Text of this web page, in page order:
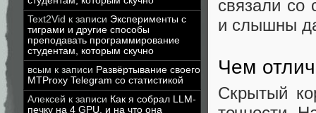
Text2Vid к записи Эксперименты с
тиграми и другие способы
преподавать программирование
студентам, которым скучно
всым к записи Развёртывание своего
MTProxy Telegram со статистикой
Алексей к записи Как я собрал LLM-
печку на 4 GPU, и на что она
связали со
и слышны
Чем
Скрытый